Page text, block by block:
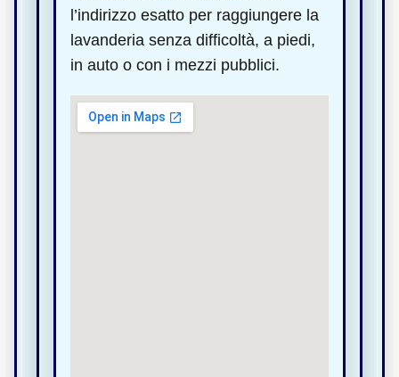
l’indirizzo esatto per raggiungere la
lavanderia senza difficoltà, a piedi,
in auto o con i mezzi pubblici.